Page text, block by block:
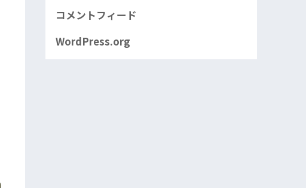
コメントフィード
WordPress.org